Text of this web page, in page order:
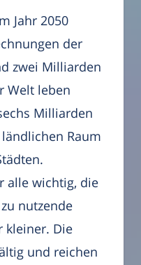
Jahr 2050
der
zwei Milliarden
Welt leben
Milliarden
Raum
alle wichtig, die
nutzende
kleiner. Die
und reichen